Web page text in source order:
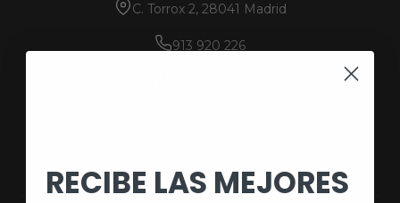
C. Torrox 2, 28041 Madrid
913 920 226
RECIBE LAS MEJORES